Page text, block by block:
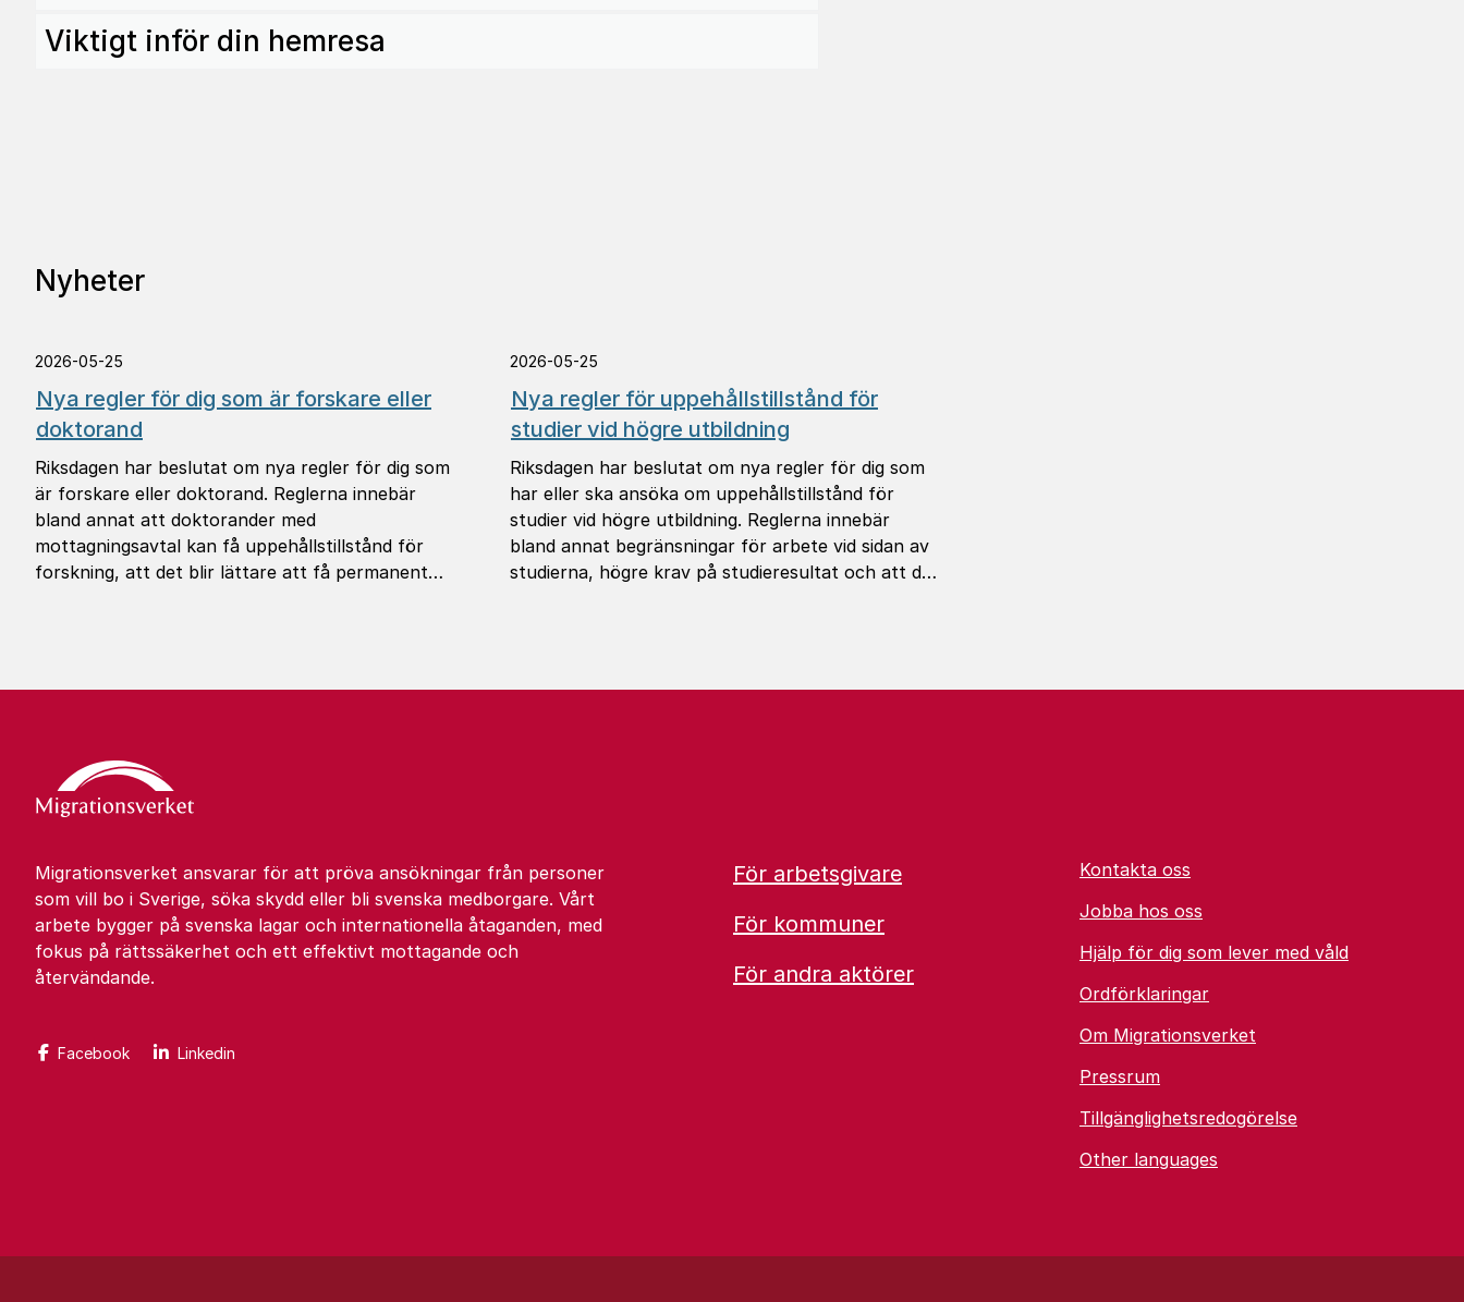
Viktigt inför din hemresa
Nyheter
2026-05-25
Nya regler för dig som är forskare eller
doktorand
Riksdagen har beslutat om nya regler för dig som
är forskare eller doktorand. Reglerna innebär
bland annat att doktorander med
mottagningsavtal kan få uppehållstillstånd för
forskning, att det blir lättare att få permanent
2026-05-25
Nya regler för uppehållstillstånd för
studier vid högre utbildning
Riksdagen har beslutat om nya regler för dig som
har eller ska ansöka om uppehållstillstånd för
studier vid högre utbildning. Reglerna innebär
bland annat begränsningar för arbete vid sidan av
studierna, högre krav på studieresultat och att du
Migrationsverket ansvarar för att pröva ansökningar från personer
som vill bo i Sverige, söka skydd eller bli svenska medborgare. Vårt
arbete bygger på svenska lagar och internationella åtaganden, med
fokus på rättssäkerhet och ett effektivt mottagande och
återvändande.
Facebook Linkedin
För arbetsgivare
För kommuner
För andra aktörer
Kontakta oss
Jobba hos oss
Hjälp för dig som lever med våld
Ordförklaringar
Om Migrationsverket
Pressrum
Tillgänglighetsredogörelse
Other languages